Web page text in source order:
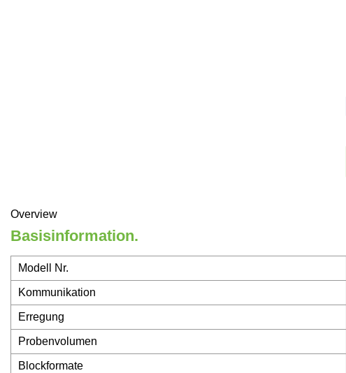
Overview
Basisinformation.
Modell Nr.
Kommunikation
Erregung
Probenvolumen
Blockformate